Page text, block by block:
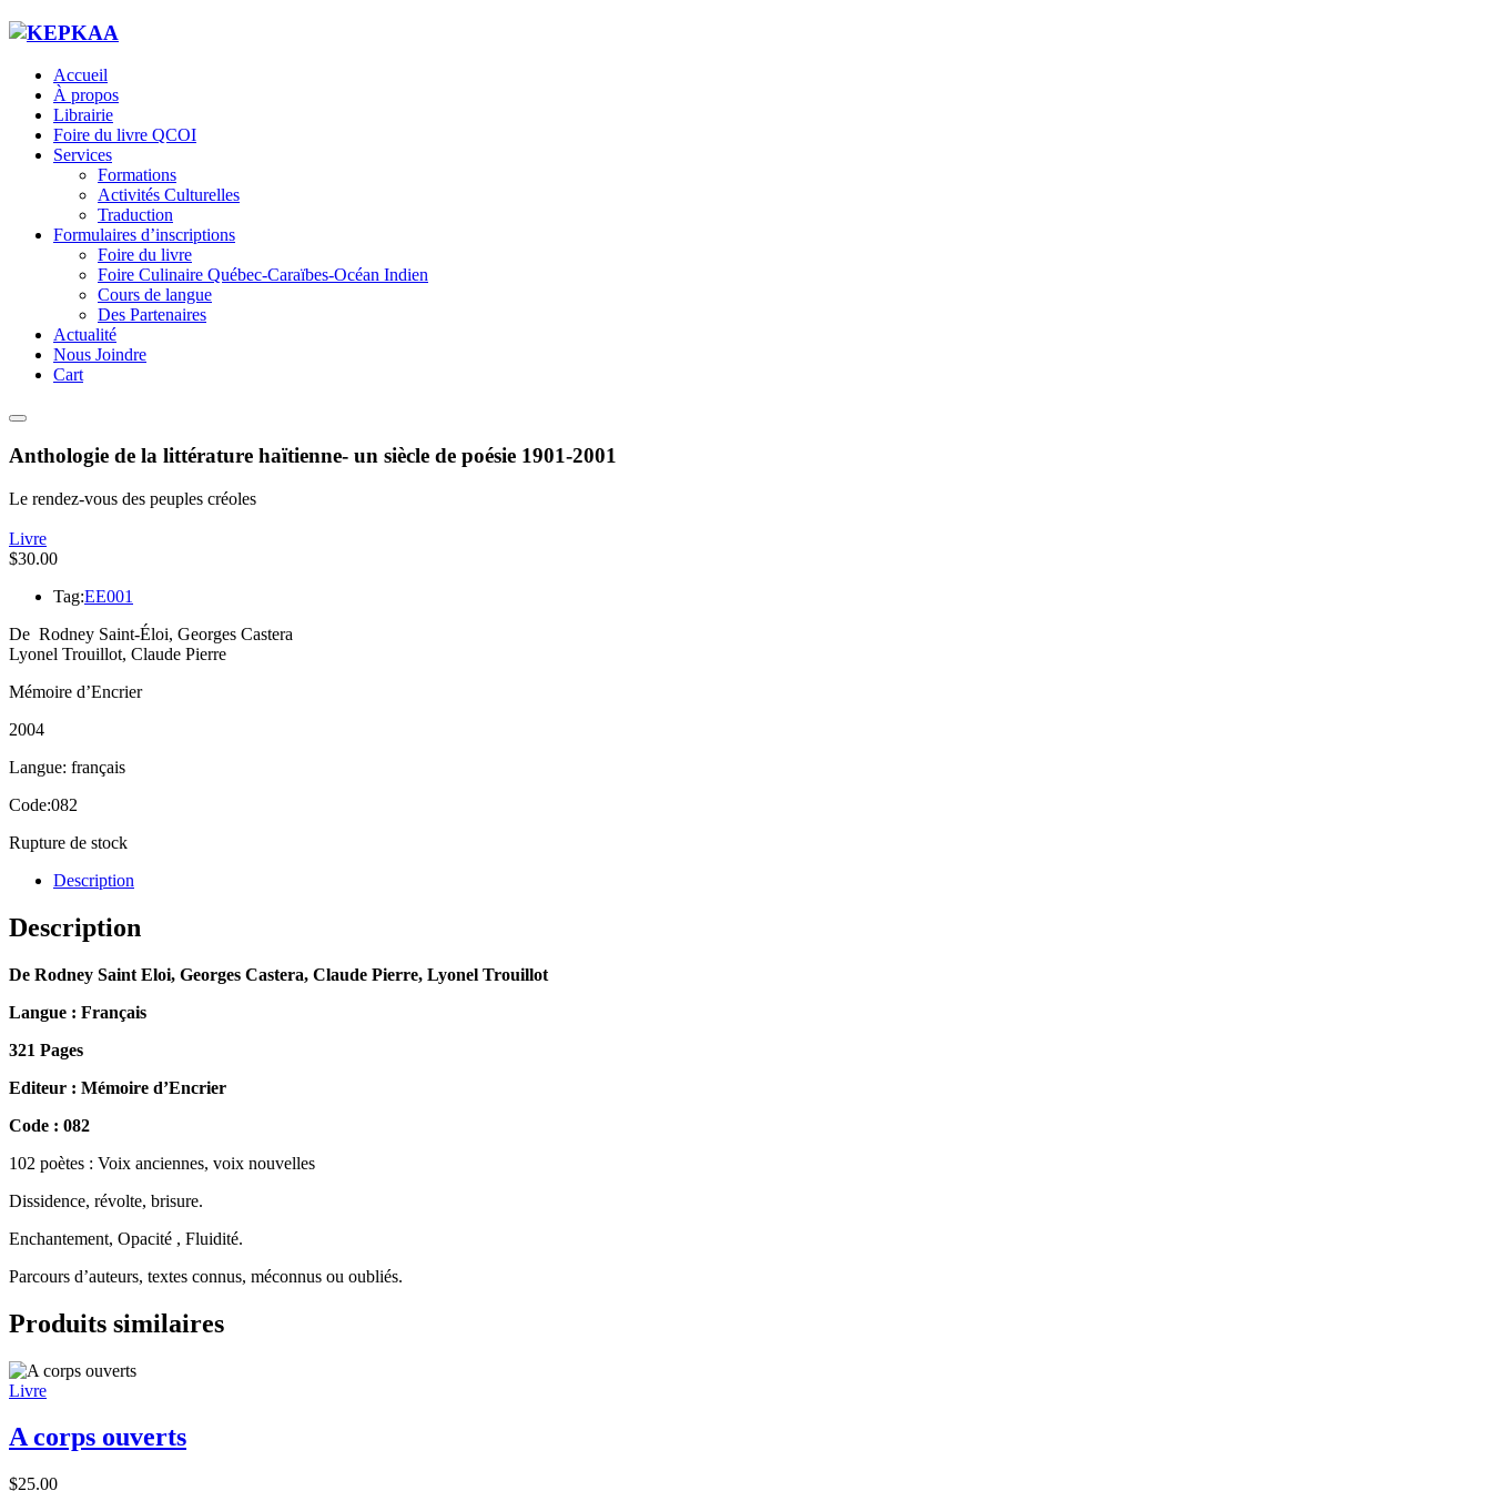
Accueil
À propos
Librairie
Foire du livre QCOI
Services
Formations
Activités Culturelles
Traduction
Formulaires d’inscriptions
Foire du livre
Foire Culinaire Québec-Caraïbes-Océan Indien
Cours de langue
Des Partenaires
Actualité
Nous Joindre
Cart
Anthologie de la littérature haïtienne- un siècle de poésie 1901-2001
Le rendez-vous des peuples créoles
Livre
$30.00
Tag:EE001
De Rodney Saint-Éloi, Georges Castera
Lyonel Trouillot, Claude Pierre
Mémoire d’Encrier
2004
Langue: français
Code:082
Rupture de stock
Description
Description
De Rodney Saint Eloi, Georges Castera, Claude Pierre, Lyonel Trouillot
Langue : Français
321 Pages
Editeur : Mémoire d’Encrier
Code : 082
102 poètes : Voix anciennes, voix nouvelles
Dissidence, révolte, brisure.
Enchantement, Opacité , Fluidité.
Parcours d’auteurs, textes connus, méconnus ou oubliés.
Produits similaires
Livre
A corps ouverts
$25.00